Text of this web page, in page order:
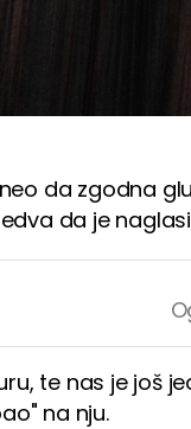
da zgodna
da je
te nas je još
na nju.